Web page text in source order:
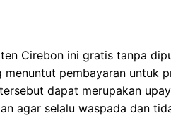
Cirebon ini gratis tanpa
pembayaran untuk
dapat merupakan
agar selalu waspada dan